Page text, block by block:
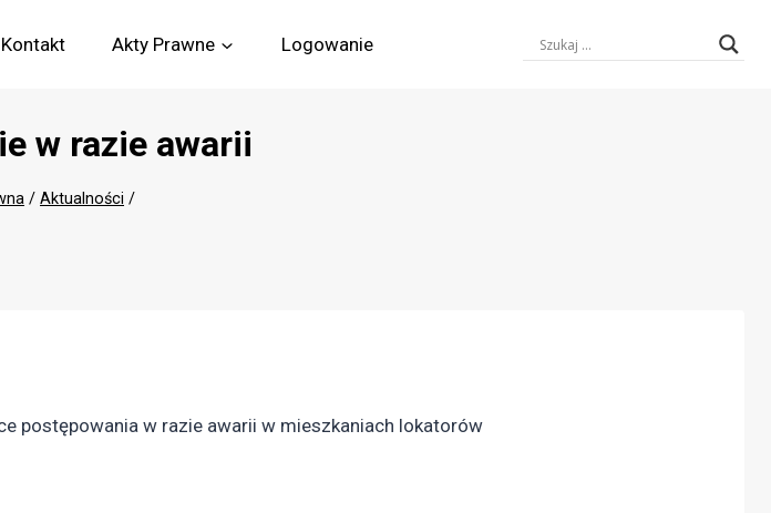
Kontakt Akty Prawne Logowanie
w razie awarii
/ Aktualności /
postępowania w razie awarii w mieszkaniach lokatorów